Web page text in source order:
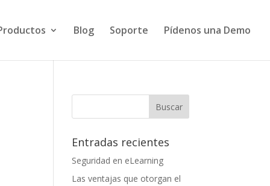
Blog Soporte Pídenos una Demo
Entradas recientes
Seguridad en eLearning
Las ventajas que otorgan el